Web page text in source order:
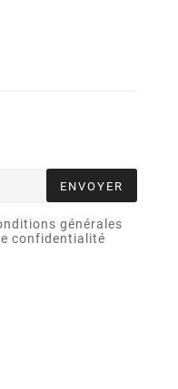
ENVOYER
générales
confidentialité